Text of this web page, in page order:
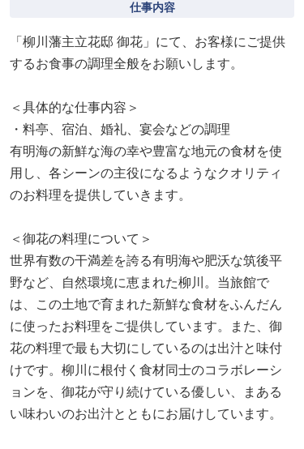
仕事内容
「柳川藩主立花邸 御花」にて、お客様にご提供
するお食事の調理全般をお願いします。
＜具体的な仕事内容＞
・料亭、宿泊、婚礼、宴会などの調理
有明海の新鮮な海の幸や豊富な地元の食材を使
用し、各シーンの主役になるようなクオリティ
のお料理を提供していきます。
＜御花の料理について＞
世界有数の干満差を誇る有明海や肥沃な筑後平
野など、自然環境に恵まれた柳川。当旅館で
は、この土地で育まれた新鮮な食材をふんだん
に使ったお料理をご提供しています。また、御
花の料理で最も大切にしているのは出汁と味付
けです。柳川に根付く食材同士のコラボレーシ
ョンを、御花が守り続けている優しい、まある
い味わいのお出汁とともにお届けしています。